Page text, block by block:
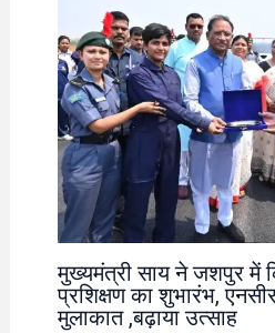
मुख्यमंत्री साय ने जशपुर में
प्रशिक्षण का शुभारंभ,
मुलाकात ,बढ़ाया उत्साह